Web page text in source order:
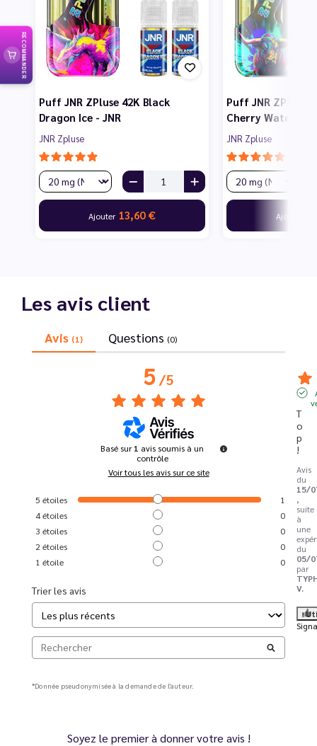
Puff JNR ZPluse 42K Black
Dragon Ice - JNR
JNR Zpluse
Ajouter 13,60 €
Puff JNR ZPluse
Cherry
JNR Zpluse
Ajouter
Les avis client
Avis (1) Questions (0)
5/5
Basé sur1 avis soumis à un
contrôle
Voir tous les avis sur ce site
5 étoiles
1
4étoiles
0
3 étoiles
0
2 étoiles
0
1 étoile 0
Trier les avis
T
o
p
!
Avis
du
15/
,
suite
à
une
du
05/
par
V.
*Donnée pseudonymisée à la demande de l'auteur.
Soyez le premier à donner votre avis !
RECOMMANDER